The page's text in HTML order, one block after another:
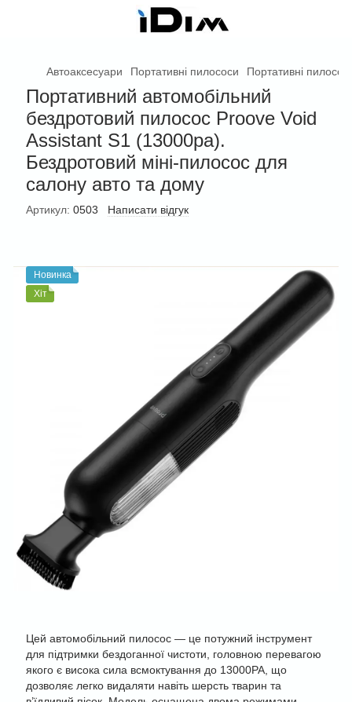
Автоаксесуари Портативні пилососи Портативні
Портативний автомобільний
бездротовий пилосос Proove Void
Assistant S1 (13000pa).
Бездротовий міні-пилосос для
салону авто та дому
Артикул: 0503 Написати відгук
Новинка
Хіт
Цей автомобільний пилосос — це потужний інструмент
для підтримки бездоганної чистоти, головною перевагою
якого є висока сила всмоктування до 13000PA, що
дозволяє легко видаляти навіть шерсть тварин та